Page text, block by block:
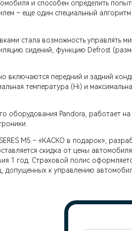
и способен определить
– еще один специальный
стала возможность управлять
сидений, функцию Defrost
включаются передний и задний
температура (Hi) и
оборудования Pandora, работает
M5 – «КАСКО в подарок»,
скидка от цены
1 год. Страховой полис
к управлению